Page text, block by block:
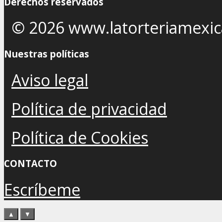
© 2026
Nuestras políticas
Aviso legal
Política de privacidad
Política de Cookies
CONTACTO
Escríbeme
▲ ▼